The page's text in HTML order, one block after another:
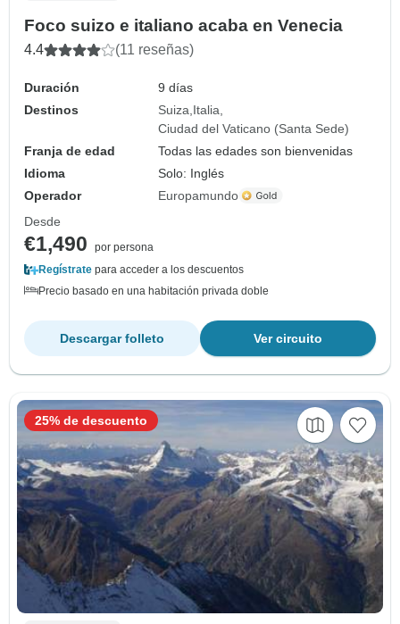
Foco suizo e italiano acaba en Venecia
4.4 (11 reseñas)
Duración
9 días
Destinos
Suiza Italia
Ciudad del Vaticano (Santa Sede)
Franja de edad
Todas las edades son bienvenidas
Idioma
Solo: Inglés
Operador
Europamundo
Desde
€1,490
por persona
Regístrate para acceder a los descuentos
Precio basado en una habitación privada doble
Ver circuito
Descargar folleto
25% de descuento